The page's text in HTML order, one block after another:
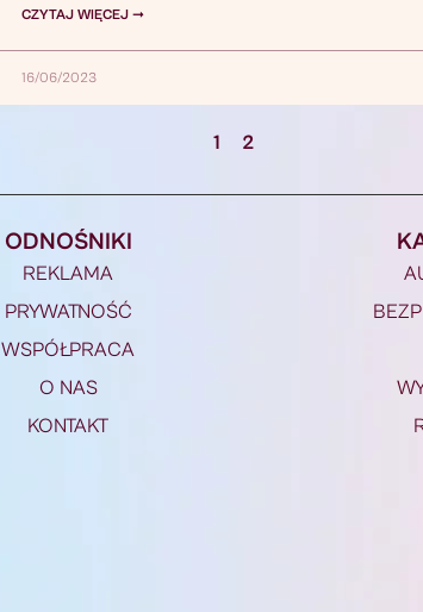
CZYTAJ WIĘCEJ ➞
16/06/2023
1 2
ODNOŚNIKI
REKLAMA
PRYWATNOŚĆ
WSPÓŁPRACA
O NAS
KONTAKT